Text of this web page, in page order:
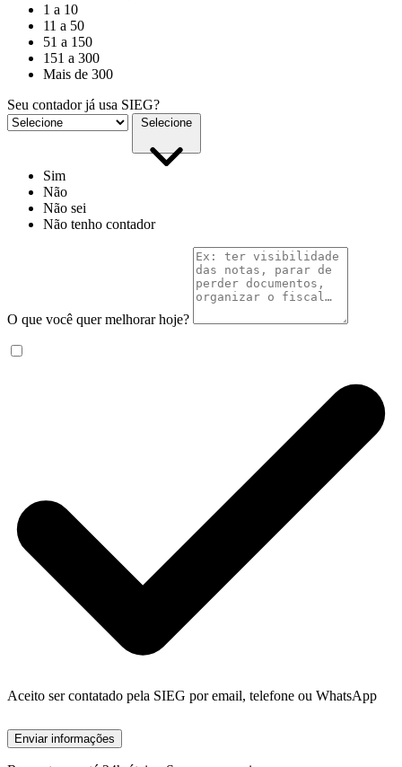
1 a 10
11 a 50
51 a 150
151 a 300
Mais de 300
Seu contador já usa SIEG?
Selecione
Sim
Não
Não sei
Não tenho contador
O que você quer melhorar hoje?
Aceito ser contatado pela SIEG por email, telefone ou WhatsApp
Enviar informações